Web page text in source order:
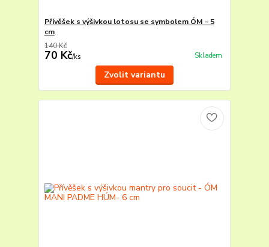
Přívěšek s výšivkou lotosu se symbolem ÓM - 5
cm
140 Kč
70 Kč/ks Skladem
Zvolit variantu